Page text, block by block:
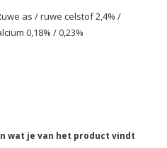
as / ruwe celstof 2,4% /
0,18% / 0,23%
wat je van het product vindt